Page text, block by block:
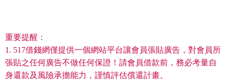
重要提醒：
1. 517借錢網僅提供一個網站平台讓會員張貼廣告，對會員所
張貼之任何廣告不做任何保證！請會員借款前，務必考量自
身還款及風險承擔能力，謹慎評估償還計畫。